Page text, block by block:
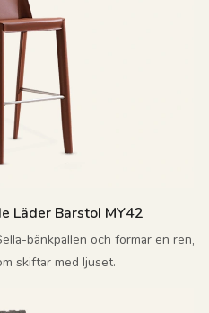
Läder Barstol MY42
bänkpallen och formar en ren,
skiftar med ljuset.